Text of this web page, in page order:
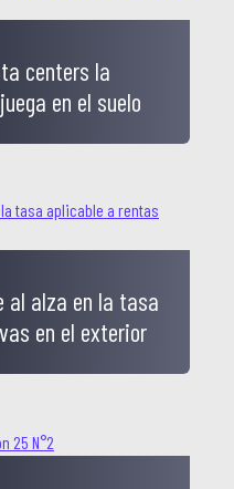
centers la
en el suelo
al alza en la tasa
en el exterior